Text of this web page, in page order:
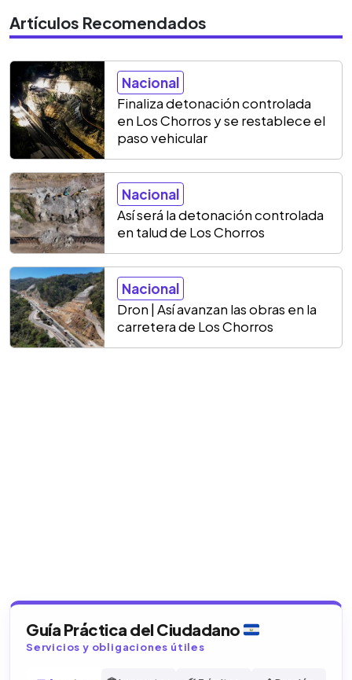
Artículos Recomendados
Nacional
Finaliza detonación controlada
en Los Chorros y se restablece el
paso vehicular
Nacional
Así será la detonación controlada
en talud de Los Chorros
Nacional
Dron | Así avanzan las obras en la
carretera de Los Chorros
Guía Práctica del Ciudadano
Servicios y obligaciones útiles